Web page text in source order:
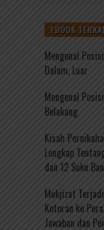
EBOOK
Mengenal
Dalam, Luar
Mengenal
Belakang
Kisah
Lengkap
dan 12 Suku
Mukjizat
Kotoran ke
Jawaban dan